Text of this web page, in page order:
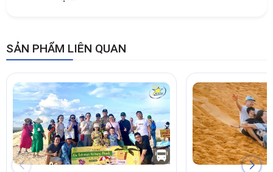
SẢN PHẨM LIÊN QUAN